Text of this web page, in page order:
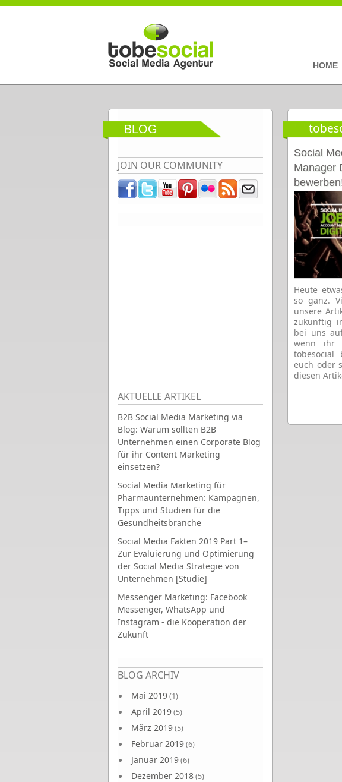
Direkt zum Inhalt
HOME
BLOG
JOIN OUR COMMUNITY
AKTUELLE ARTIKEL
B2B Social Media Marketing via
Blog: Warum sollten B2B
Unternehmen einen Corporate Blog
für ihr Content Marketing
einsetzen?
Social Media Marketing für
Pharmaunternehmen: Kampagnen,
Tipps und Studien für die
Gesundheitsbranche
Social Media Fakten 2019 Part 1–
Zur Evaluierung und Optimierung
der Social Media Strategie von
Unternehmen [Studie]
Messenger Marketing: Facebook
Messenger, WhatsApp und
Instagram - die Kooperation der
Zukunft
BLOG ARCHIV
Mai 2019(1)
April 2019(5)
März 2019(5)
Februar 2019(6)
Januar 2019(6)
Dezember 2018(5)
Seiten
Social
Manager
Heute
so ganz.
unsere
zukünftig
bei uns
wenn ihr
tobesocial
euch oder
diesen